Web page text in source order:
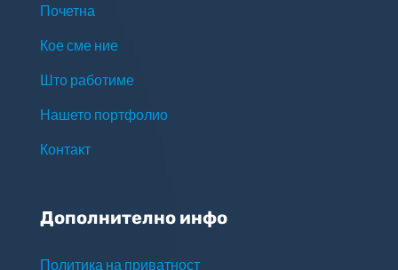
Почетна
Кое сме ние
Што работиме
Нашето портфолио
Контакт
Дополнително инфо
Политика на приватност